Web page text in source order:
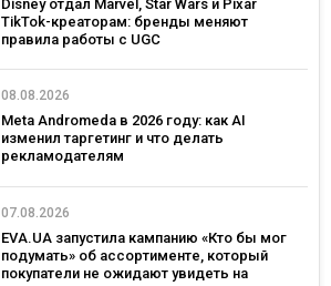
Disney отдал Marvel, Star Wars и Pixar
TikTok-креаторам: бренды меняют
правила работы с UGC
08.08.2026
Meta Andromeda в 2026 году: как AI
изменил таргетинг и что делать
рекламодателям
07.08.2026
EVA.UA запустила кампанию «Кто бы мог
подумать» об ассортименте, который
покупатели не ожидают увидеть на